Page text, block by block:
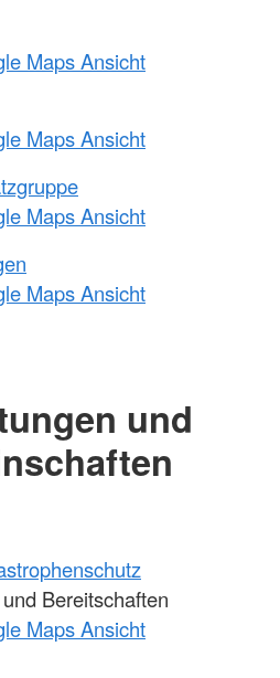
Maps Ansicht
Maps Ansicht
Maps Ansicht
Maps Ansicht
und
Bereitschaften
Maps Ansicht